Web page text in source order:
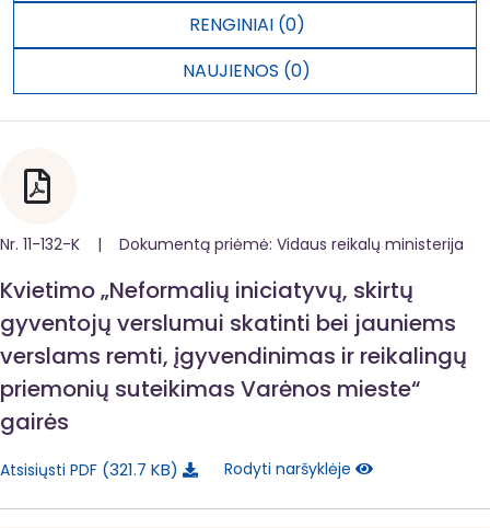
RENGINIAI (0)
NAUJIENOS (0)
Nr. 11-132-K | Dokumentą priėmė: Vidaus reikalų ministerija
Kvietimo „Neformalių iniciatyvų, skirtų
gyventojų verslumui skatinti bei jauniems
verslams remti, įgyvendinimas ir reikalingų
priemonių suteikimas Varėnos mieste“
gairės
Atsisiųsti PDF 321.7 KB Rodyti naršyklėje